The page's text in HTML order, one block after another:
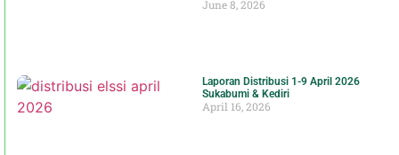
June 8, 2026
Laporan Distribusi 1-9 April 2026
Sukabumi & Kediri
April 16, 2026